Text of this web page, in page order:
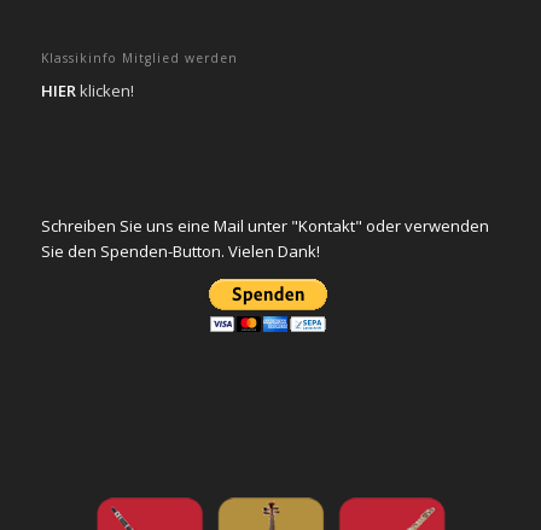
Klassikinfo Mitglied werden
HIER klicken!
Schreiben Sie uns eine Mail unter "Kontakt" oder verwenden
Sie den Spenden-Button. Vielen Dank!